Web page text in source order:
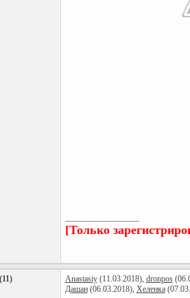
[Только
Anastasiy(11.03.2018), dronpos
Дашан(06.03.2018), Хеленка